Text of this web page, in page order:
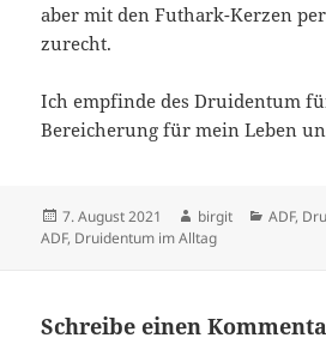
aber mit den Futhark-Kerzen
zurecht.
Ich empfinde des Druidentum
Bereicherung für mein Leben
Veröffentlicht
am
7. August 2021 Autor
birgit ADF,
ADF, Druidentum im Alltag
Schreibe einen